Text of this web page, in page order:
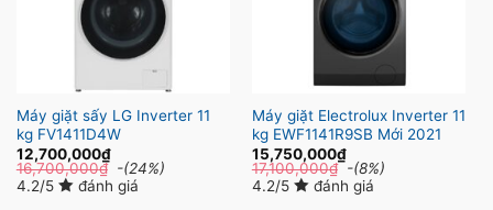
Máy giặt sấy LG Inverter 11
kg FV1411D4W
12,700,000₫
16,700,000₫ -(24%)
4.2/5
đánh giá
Máy giặt Electrolux Inverter 11
kg EWF1141R9SB Mới 2021
15,750,000₫
17,100,000₫ -(8%)
4.2/5
đánh giá